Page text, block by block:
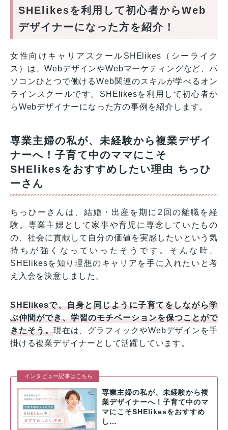
SHElikesを利用して初心者からWeb
デザイナーになった方を紹介！
女性向けキャリアスクールSHElikes（シーライク
ス）は、WebデザインやWebマーケティングなど、パ
ソコンひとつで働けるWeb関連のスキルが学べるオン
ラインスクールです。SHElikesを利用して初心者か
らWebデザイナーになった方の事例を紹介します。
専業主婦の私が、未経験から複業デザイ
ナーへ！子育て中のママにこそ
SHElikesをおすすめしたい理由 ちっひ
ーさん
ちっひーさんは、結婚・出産を期に2回の離職を経
験。専業主婦として家事や育児に専念していたもの
の、社会に貢献して自分の価値を実感したいという気
持ちが強くなっていったそうです。そんな時、
SHElikesを知り理想のキャリアを手に入れたいと考
え入会を決意しました。
SHElikesで、自身と同じように子育てをしながら学
ぶ仲間ができ、学習のモチベーションを保つことがで
きたそう。現在は、グラフィックやWebデザインを手
掛ける複業デザイナーとして活躍しています。
インタビュー記事はこちら
専業主婦の私が、未経験から複
業デザイナーへ！子育て中のマ
マにこそSHElikesをおすすめ
し…